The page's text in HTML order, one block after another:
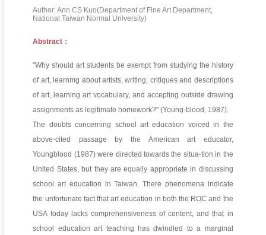
Author: Ann CS Kuo(Department of Fine Art Department,
National Taiwan Normal University)
Abstract：
"Why should art students be exempt from studying the history
of art, learnmg about artists, writing, critiques and descriptions
of art, learning art vocabulary, and accepting outside drawing
assignments as legitimate homework?" (Young-blood, 1987).
The doubts concerning school art education voiced in the
above-cited passage by the American art educator,
Youngblood (1987) were directed towards the situa-tion in the
United States, but they are equally appropriate in discussing
school art education in Taiwan. There phenomena indicate
the unfortunate fact that art education in both the ROC and the
USA today lacks comprehensiveness of content, and that in
school education art teaching has dwindled to a marginal